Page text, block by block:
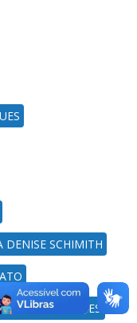
DENISE SCHIMITH
DIAS LOPES